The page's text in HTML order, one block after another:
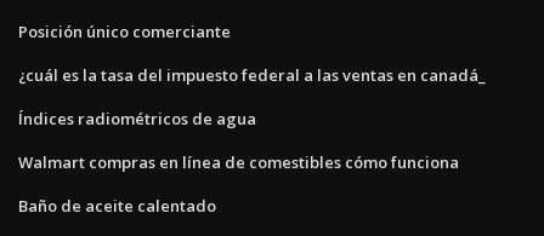
Posición único comerciante
¿cuál es la tasa del impuesto federal a las ventas en canadá_
Índices radiométricos de agua
Walmart compras en línea de comestibles cómo funciona
Baño de aceite calentado